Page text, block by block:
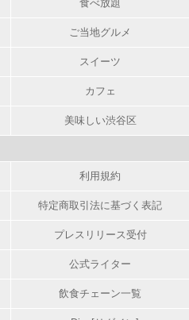
食べ放題
ご当地グルメ
スイーツ
カフェ
美味しい渋谷区
利用規約
特定商取引法に基づく表記
プレスリリース受付
公式ライター
飲食チェーン一覧